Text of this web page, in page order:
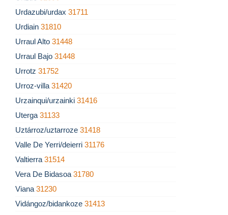
Urdazubi/urdax 31711
Urdiain 31810
Urraul Alto 31448
Urraul Bajo 31448
Urrotz 31752
Urroz-villa 31420
Urzainqui/urzainki 31416
Uterga 31133
Uztárroz/uztarroze 31418
Valle De Yerri/deierri 31176
Valtierra 31514
Vera De Bidasoa 31780
Viana 31230
Vidángoz/bidankoze 31413